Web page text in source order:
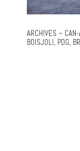
ARCHIVES –
BOISJOLI, PDG,